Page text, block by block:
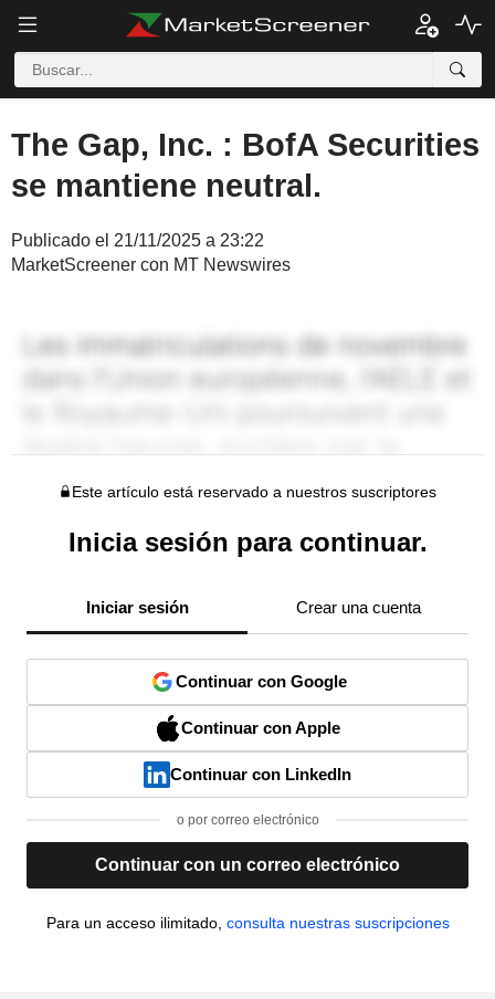
The Gap, Inc. : BofA Securities
se mantiene neutral.
Publicado el 21/11/2025 a 23:22
MarketScreener con MT Newswires
Este artículo está reservado a nuestros suscriptores
Inicia sesión para continuar.
Iniciar sesión Crear una cuenta
Continuar con Google
Continuar con Apple
Continuar con LinkedIn
o por correo electrónico
Continuar con un correo electrónico
Para un acceso ilimitado, consulta nuestras suscripciones